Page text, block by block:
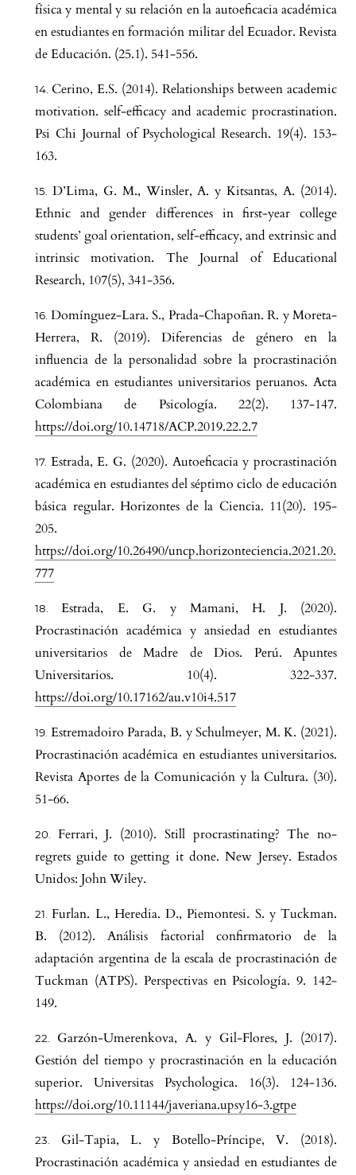
física y mental y su relación en la autoeficacia académica
en estudiantes en formación militar del Ecuador. Revista
de Educación. (25.1). 541-556.
Cerino, E.S. (2014). Relationships between academic
motivation. self-efficacy and academic procrastination.
Psi Chi Journal of Psychological Research. 19(4). 153-
163.
D’Lima, G. M., Winsler, A. y Kitsantas, A. (2014).
Ethnic and gender differences in first-year college
students’ goal orientation, self-efficacy, and extrinsic and
intrinsic motivation. The Journal of Educational
Research, 107(5), 341-356.
Domínguez-Lara. S., Prada-Chapoñan. R. y Moreta-
Herrera, R. (2019). Diferencias de género en la
influencia de la personalidad sobre la procrastinación
académica en estudiantes universitarios peruanos. Acta
Colombiana de Psicología. 22(2). 137-147.
https://doi.org/10.14718/ACP.2019.22.2.7
Estrada, E. G. (2020). Autoeficacia y procrastinación
académica en estudiantes del séptimo ciclo de educación
básica regular. Horizontes de la Ciencia. 11(20). 195-
205.
https://doi.org/10.26490/uncp.horizonteciencia.2021.20.
777
Estrada, E. G. y Mamani, H. J. (2020).
Procrastinación académica y ansiedad en estudiantes
universitarios de Madre de Dios. Perú. Apuntes
Universitarios. 10(4). 322-337.
https://doi.org/10.17162/au.v10i4.517
Estremadoiro Parada, B. y Schulmeyer, M. K. (2021).
Procrastinación académica en estudiantes universitarios.
Revista Aportes de la Comunicación y la Cultura. (30).
51-66.
Ferrari, J. (2010). Still procrastinating? The no-
regrets guide to getting it done. New Jersey. Estados
Unidos: John Wiley.
Furlan. L., Heredia. D., Piemontesi. S. y Tuckman.
B. (2012). Análisis factorial confirmatorio de la
adaptación argentina de la escala de procrastinación de
Tuckman (ATPS). Perspectivas en Psicología. 9. 142-
149.
Garzón-Umerenkova, A. y Gil-Flores, J. (2017).
Gestión del tiempo y procrastinación en la educación
superior. Universitas Psychologica. 16(3). 124-136.
https://doi.org/10.11144/javeriana.upsy16-3.gtpe
Gil-Tapia, L. y Botello-Príncipe, V. (2018).
Procrastinación académica y ansiedad en estudiantes de